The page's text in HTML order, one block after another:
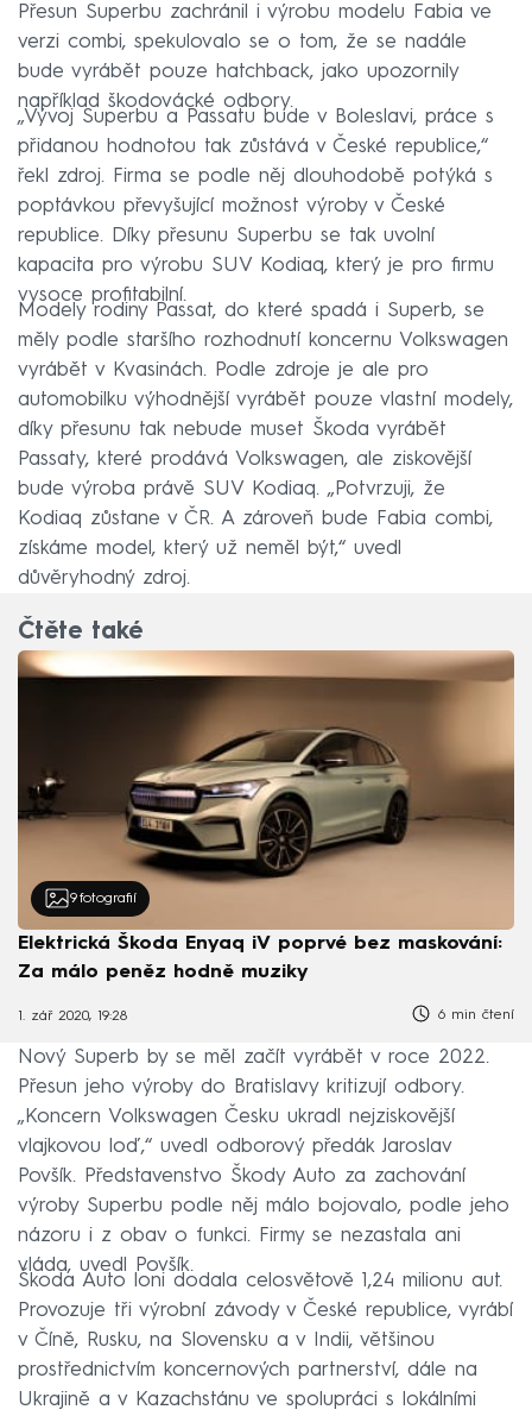
Přesun Superbu zachránil i výrobu modelu Fabia ve
verzi combi, spekulovalo se o tom, že se nadále
bude vyrábět pouze hatchback, jako upozornily
například škodovácké odbory.
„Vývoj Superbu a Passatu bude v Boleslavi, práce s
přidanou hodnotou tak zůstává v České republice,“
řekl zdroj. Firma se podle něj dlouhodobě potýká s
poptávkou převyšující možnost výroby v České
republice. Díky přesunu Superbu se tak uvolní
kapacita pro výrobu SUV Kodiaq, který je pro firmu
vysoce profitabilní.
Modely rodiny Passat, do které spadá i Superb, se
měly podle staršího rozhodnutí koncernu Volkswagen
vyrábět v Kvasinách. Podle zdroje je ale pro
automobilku výhodnější vyrábět pouze vlastní modely,
díky přesunu tak nebude muset Škoda vyrábět
Passaty, které prodává Volkswagen, ale ziskovější
bude výroba právě SUV Kodiaq. „Potvrzuji, že
Kodiaq zůstane v ČR. A zároveň bude Fabia combi,
získáme model, který už neměl být,“ uvedl
důvěryhodný zdroj.
Čtěte také
9 fotografií
Elektrická Škoda Enyaq iV poprvé bez maskování:
Za málo peněz hodně muziky
1. zář 2020, 19:28 6 min čtení
Nový Superb by se měl začít vyrábět v roce 2022.
Přesun jeho výroby do Bratislavy kritizují odbory.
„Koncern Volkswagen Česku ukradl nejziskovější
vlajkovou loď,“ uvedl odborový předák Jaroslav
Povšík. Představenstvo Škody Auto za zachování
výroby Superbu podle něj málo bojovalo, podle jeho
názoru i z obav o funkci. Firmy se nezastala ani
vláda, uvedl Povšík.
Škoda Auto loni dodala celosvětově 1,24 milionu aut.
Provozuje tři výrobní závody v České republice, vyrábí
v Číně, Rusku, na Slovensku a v Indii, většinou
prostřednictvím koncernových partnerství, dále na
Ukrajině a v Kazachstánu ve spolupráci s lokálními